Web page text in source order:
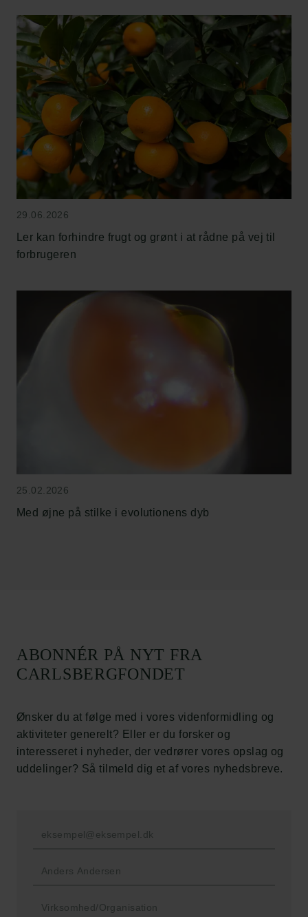
29.06.2026
Ler kan forhindre frugt og grønt i at rådne på vej til
forbrugeren
25.02.2026
Med øjne på stilke i evolutionens dyb
ABONNÉR PÅ NYT FRA
CARLSBERGFONDET
Ønsker du at følge med i vores videnformidling og
aktiviteter generelt? Eller er du forsker og
interesseret i nyheder, der vedrører vores opslag og
uddelinger? Så tilmeld dig et af vores nyhedsbreve.
Links
Job hos os
Carlsbergfondet
Carlsberg Group
Frederiksborg • Nationalhistorisk Museum
Ny Carlsbergfondet
Ny Carlsberg Glyptotek
1553 København V
+45 33 43 53 63